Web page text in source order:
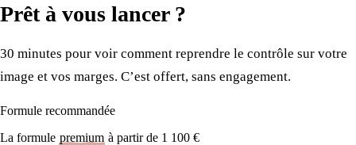
Prêt à vous lancer ?
30 minutes pour voir comment reprendre le contrôle sur votre
image et vos marges. C’est offert, sans engagement.
Formule recommandée
La formule premium à partir de 1 100 €